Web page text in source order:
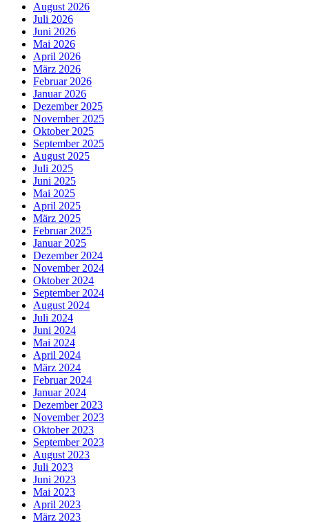
August 2026
Juli 2026
Juni 2026
Mai 2026
April 2026
März 2026
Februar 2026
Januar 2026
Dezember 2025
November 2025
Oktober 2025
September 2025
August 2025
Juli 2025
Juni 2025
Mai 2025
April 2025
März 2025
Februar 2025
Januar 2025
Dezember 2024
November 2024
Oktober 2024
September 2024
August 2024
Juli 2024
Juni 2024
Mai 2024
April 2024
März 2024
Februar 2024
Januar 2024
Dezember 2023
November 2023
Oktober 2023
September 2023
August 2023
Juli 2023
Juni 2023
Mai 2023
April 2023
März 2023